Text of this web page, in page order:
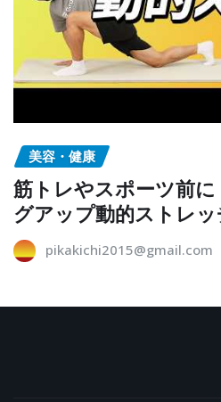
美容・健康
筋トレやスポーツ前
グアップ動的ストレッ
pikakichi2015@gmail.com